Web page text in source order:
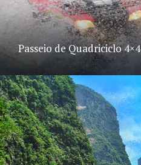
Passeio de Quadriciclo 4×4